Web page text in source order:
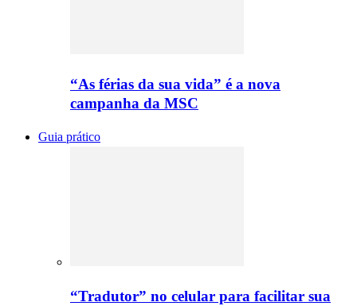
“As férias da sua vida” é a nova
campanha da MSC
Guia prático
“Tradutor” no celular para facilitar sua